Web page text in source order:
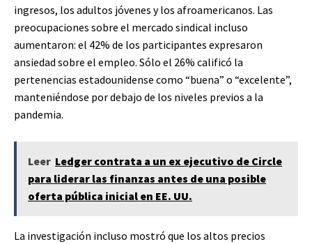
ingresos, los adultos jóvenes y los afroamericanos. Las
preocupaciones sobre el mercado sindical incluso
aumentaron: el 42% de los participantes expresaron
ansiedad sobre el empleo. Sólo el 26% calificó la
pertenencias estadounidense como “buena” o “excelente”,
manteniéndose por debajo de los niveles previos a la
pandemia.
Leer Ledger contrata a un ex ejecutivo de Circle
para liderar las finanzas antes de una posible
oferta pública inicial en EE. UU.
La investigación incluso mostró que los altos precios